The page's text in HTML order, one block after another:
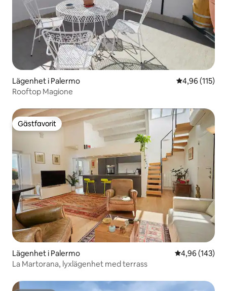
Lägenhet i Palermo 4,96 av 5 i
4,96 (115)
Rooftop Magione
Gästfavorit
Gästfavorit
Lägenhet i Palermo 4,96 av 5 i
4,96 (143)
La Martorana, lyxlägenhet med terrass